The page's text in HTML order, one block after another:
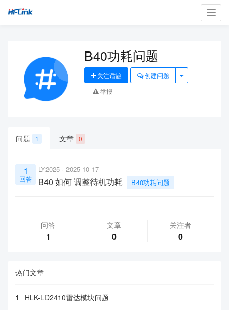
B40功耗问题
关注话题
创建问题
举报
问题 1 文章 0
1
回答
LY2025 2025-10-17
B40 如何 调整待机功耗 B40功耗问题
问答
1
文章
0
关注者
0
热门文章
1
HLK-LD2410雷达模块问题